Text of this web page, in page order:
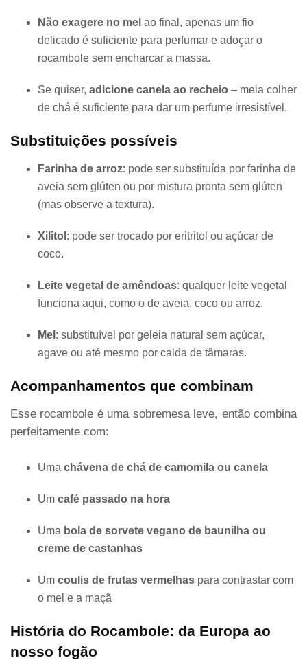
Não exagere no mel ao final, apenas um fio
delicado é suficiente para perfumar e adoçar o
rocambole sem encharcar a massa.
Se quiser, adicione canela ao recheio – meia colher
de chá é suficiente para dar um perfume irresistível.
Substituições possíveis
Farinha de arroz: pode ser substituída por farinha de
aveia sem glúten ou por mistura pronta sem glúten
(mas observe a textura).
Xilitol : pode ser trocado por eritritol ou açúcar de
coco.
Leite vegetal de amêndoas: qualquer leite vegetal
funciona aqui, como o de aveia, coco ou arroz.
Mel : substituível por geleia natural sem açúcar,
agave ou até mesmo por calda de tâmaras.
Acompanhamentos que combinam
Esse rocambole é uma sobremesa leve, então combina
perfeitamente com:
Uma chávena de chá de camomila ou canela
Um café passado na hora
Uma bola de sorvete vegano de baunilha ou
creme de castanhas
Um coulis de frutas vermelhas para contrastar com
o mel e a maçã
História do Rocambole: da Europa ao
nosso fogão